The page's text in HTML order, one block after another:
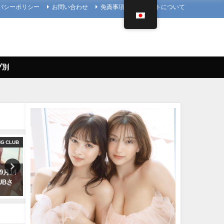
シーポリシー お問い合わせ 免責事項 当サイトについて
CLUB
月14
さ
アイドルニッポン
久松郁実 いくみんのスポコス“I
LOVE SPORTS！” （2018年03
月14日） | アイドルニッポン公式
YouTubeチャンネルさんより
07/14/2024
【1st写真集】「まるごと
しました。【メイキング】
ぴ / marupiさんより
11/07/2023